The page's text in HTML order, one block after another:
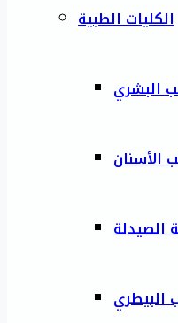
الكليات الطبية
البشري
الأسنان
الصيدلة
البيطري